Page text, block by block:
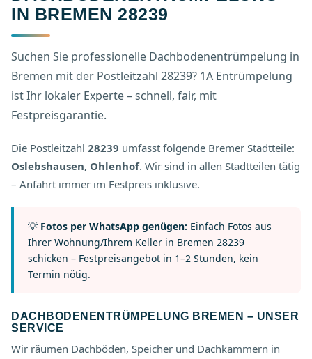
IN BREMEN 28239
Suchen Sie professionelle Dachbodenentrümpelung in
Bremen mit der Postleitzahl 28239? 1A Entrümpelung
ist Ihr lokaler Experte – schnell, fair, mit
Festpreisgarantie.
Die Postleitzahl 28239 umfasst folgende Bremer Stadtteile:
Oslebshausen, Ohlenhof. Wir sind in allen Stadtteilen tätig
– Anfahrt immer im Festpreis inklusive.
💡 Fotos per WhatsApp genügen: Einfach Fotos aus
Ihrer Wohnung/Ihrem Keller in Bremen 28239
schicken – Festpreisangebot in 1–2 Stunden, kein
Termin nötig.
DACHBODENENTRÜMPELUNG BREMEN – UNSER
SERVICE
Wir räumen Dachböden, Speicher und Dachkammern in